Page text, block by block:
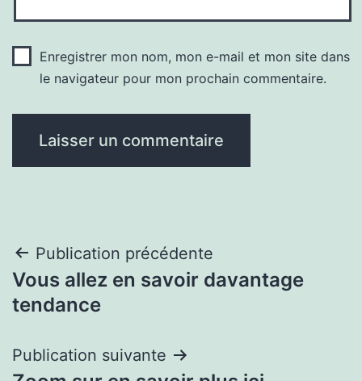
Enregistrer mon nom, mon e-mail et mon site dans
le navigateur pour mon prochain commentaire.
Navigation
de
Publication précédente
Vous allez en savoir davantage
tendance
Publication suivante